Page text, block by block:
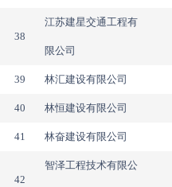
38
江苏建星交通工程有
限公司
39 林汇建设有限公司
40 林恒建设有限公司
41 林奋建设有限公司
42
智泽工程技术有限公